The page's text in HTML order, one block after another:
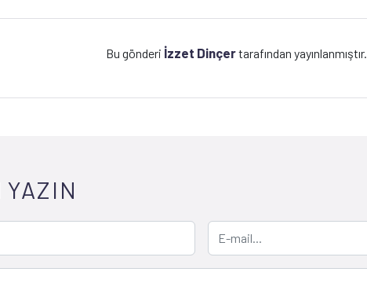
Bu gönderi İzzet Dinçertarafından yayınlanmıştır.
YAZIN